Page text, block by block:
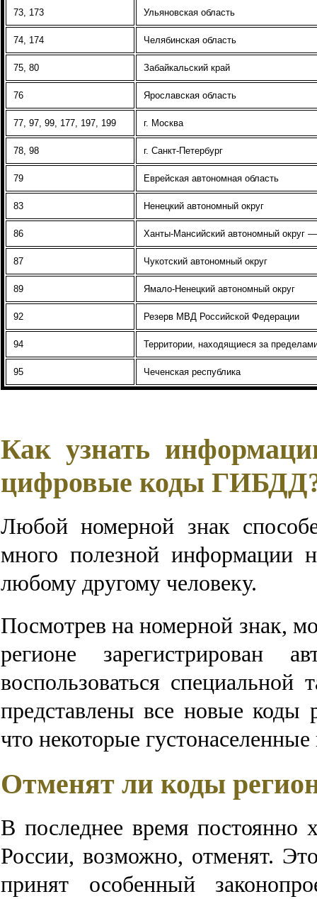
73, 173 Ульяновская область
74, 174 Челябинская область
75, 80 Забайкальский край
76 Ярославская область
77, 97, 99, 177, 197, 199 г. Москва
78, 98 г. Санкт-Петербург
79 Еврейская автономная область
83 Ненецкий автономный округ
86 Ханты-Мансийский автономный округ
87 Чукотский автономный округ
89 Ямало-Ненецкий автономный округ
92 Резерв МВД Российской Федерации
94 Территории, находящиеся за
95 Чеченская республика
Как узнать
цифровые коды
Любой номерной знак
много полезной информации
любому другому человеку.
Посмотрев на номерной знак,
регионе зарегистрирован
воспользоваться
представлены все новые коды
что некоторые
Отменят ли коды
В последнее время постоянно
России, возможно, отменят.
принят особенный